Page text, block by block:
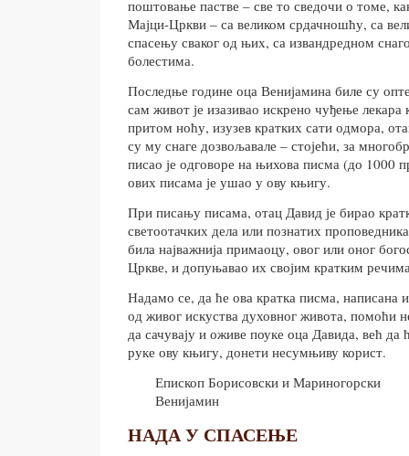
поштовање пастве – све то сведочи о томе,
Мајци-Цркви – са великом срдачношћу, са
спасењу сваког од њих, са извандредном
болестима.
Последње године оца Венијамина биле су
сам живот је изазивао искрено чуђење лекара
притом ноћу, изузев кратких сати одмора,
су му снаге дозвољавале – стојећи, за
писао је одговоре на њихова писма (до 1000
ових писама је ушао у ову књигу.
При писању писама, отац Давид је бирао
светоотачких дела или познатих
била најважнија примаоцу, овог или оног
Цркве, и допуњавао их својим кратким
Надамо се, да ће ова кратка писма, написана
од живог искуства духовног живота, помоћи
да сачувају и оживе поуке оца Давида, већ да
руке ову књигу, донети несумњиву корист.
Епископ Борисовски и Мариногорски
Венијамин
НАДА У СПАСЕЊЕ